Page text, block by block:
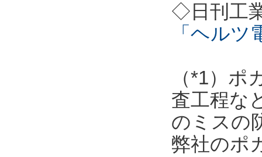
◇日刊工
「ヘル
（*1）
査工程な
のミスの
弊社のポ